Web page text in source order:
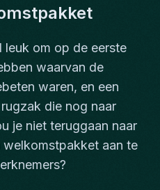
leuk om op de eerste
waarvan de
waren, en een
die nog naar
je niet teruggaan naar
aan te